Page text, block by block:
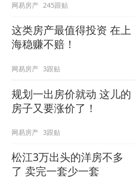
网易房产 245跟贴
这类房产最值得投资 在上
海稳赚不赔！
网易房产 3跟贴
规划一出房价就动 这儿的
房子又要涨价了！
网易房产 3跟贴
松江3万出头的洋房不多
了 卖完一套少一套